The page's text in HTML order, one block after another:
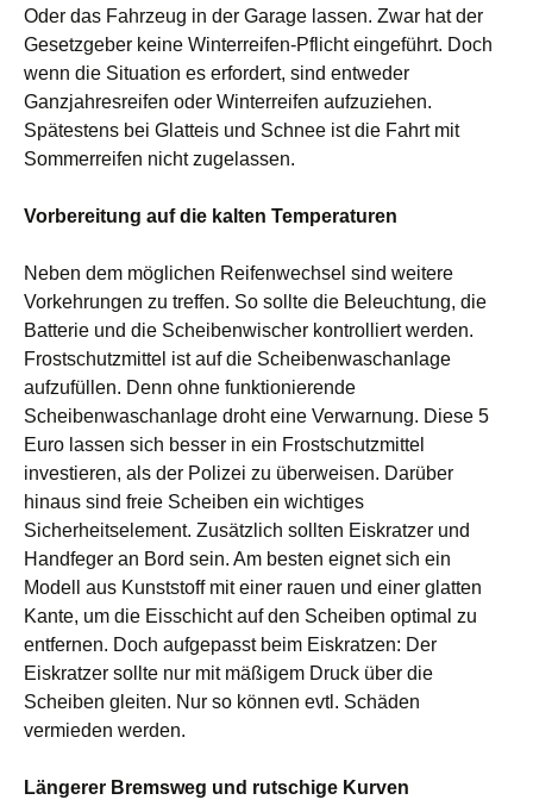
Oder das Fahrzeug in der Garage lassen. Zwar hat der
Gesetzgeber keine Winterreifen-Pflicht eingeführt. Doch
wenn die Situation es erfordert, sind entweder
Ganzjahresreifen oder Winterreifen aufzuziehen.
Spätestens bei Glatteis und Schnee ist die Fahrt mit
Sommerreifen nicht zugelassen.
Vorbereitung auf die kalten Temperaturen
Neben dem möglichen Reifenwechsel sind weitere
Vorkehrungen zu treffen. So sollte die Beleuchtung, die
Batterie und die Scheibenwischer kontrolliert werden.
Frostschutzmittel ist auf die Scheibenwaschanlage
aufzufüllen. Denn ohne funktionierende
Scheibenwaschanlage droht eine Verwarnung. Diese 5
Euro lassen sich besser in ein Frostschutzmittel
investieren, als der Polizei zu überweisen. Darüber
hinaus sind freie Scheiben ein wichtiges
Sicherheitselement. Zusätzlich sollten Eiskratzer und
Handfeger an Bord sein. Am besten eignet sich ein
Modell aus Kunststoff mit einer rauen und einer glatten
Kante, um die Eisschicht auf den Scheiben optimal zu
entfernen. Doch aufgepasst beim Eiskratzen: Der
Eiskratzer sollte nur mit mäßigem Druck über die
Scheiben gleiten. Nur so können evtl. Schäden
vermieden werden.
Längerer Bremsweg und rutschige Kurven